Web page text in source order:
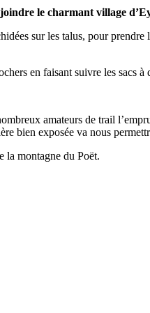
le charmant village
sur les talus, pour
en faisant suivre les sacs
amateurs de trail
bien exposée va nous
la montagne du Poët.